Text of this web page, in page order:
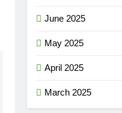
June 2025
May 2025
April 2025
March 2025